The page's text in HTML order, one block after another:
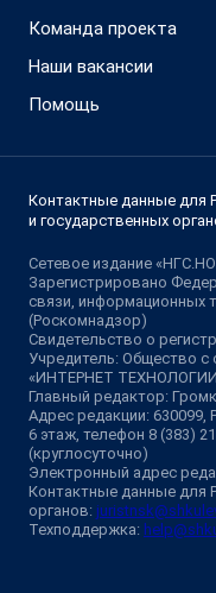
Команда проекта
Наши вакансии
Помощь
Контактные данные для
и государственных
Сетевое издание
Зарегистрировано
связи, информационных
(Роскомнадзор)
Свидетельство о
Учредитель: Общество с
«ИНТЕРНЕТ
Главный редактор:
Адрес редакции: 630099,
6 этаж, телефон 8 (383)
(круглосуточно)
Электронный адрес
Контактные данные для
органов:
Техподдержка: